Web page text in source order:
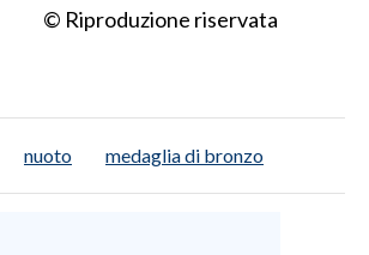
© Riproduzione riservata
nuoto medaglia di bronzo